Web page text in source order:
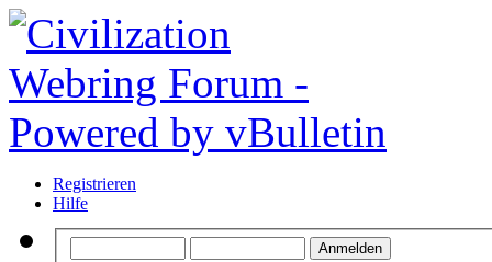
Registrieren
Hilfe